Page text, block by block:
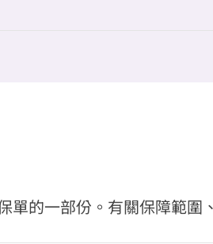
的一部份。有關保障範圍